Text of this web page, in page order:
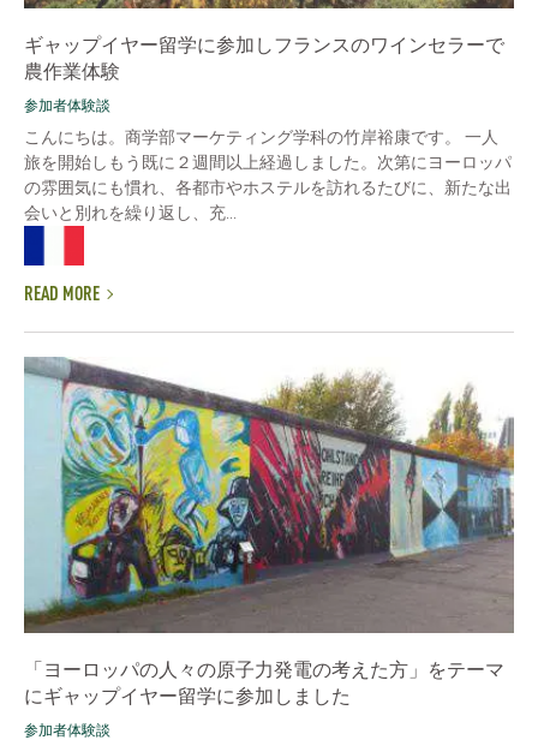
ギャップイヤー留学に参加しフランスのワインセラーで
農作業体験
参加者体験談
こんにちは。商学部マーケティング学科の竹岸裕康です。 一人
旅を開始しもう既に２週間以上経過しました。次第にヨーロッパ
の雰囲気にも慣れ、各都市やホステルを訪れるたびに、新たな出
会いと別れを繰り返し、充...
READ MORE
「ヨーロッパの人々の原子力発電の考えた方」をテーマ
にギャップイヤー留学に参加しました
参加者体験談